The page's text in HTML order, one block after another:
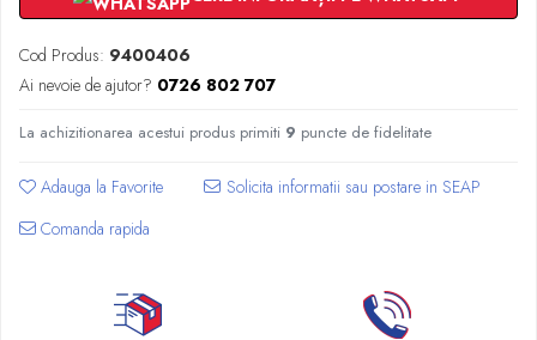
Radiatoare Otel Vogel&Noot
Radiatoare de Baie Purmo Banga
Automatizare Termostate
Detectoare
Detectoare de gaz si electrovalve
Detectoare de inundatie
Panouri solare apa calda
Cod Produs: 9400406
Ai nevoie de ajutor? 0726 802 707
La achizitionarea acestui produs primiti 9 puncte de fidelitate
Adauga la Favorite
Comanda rapida